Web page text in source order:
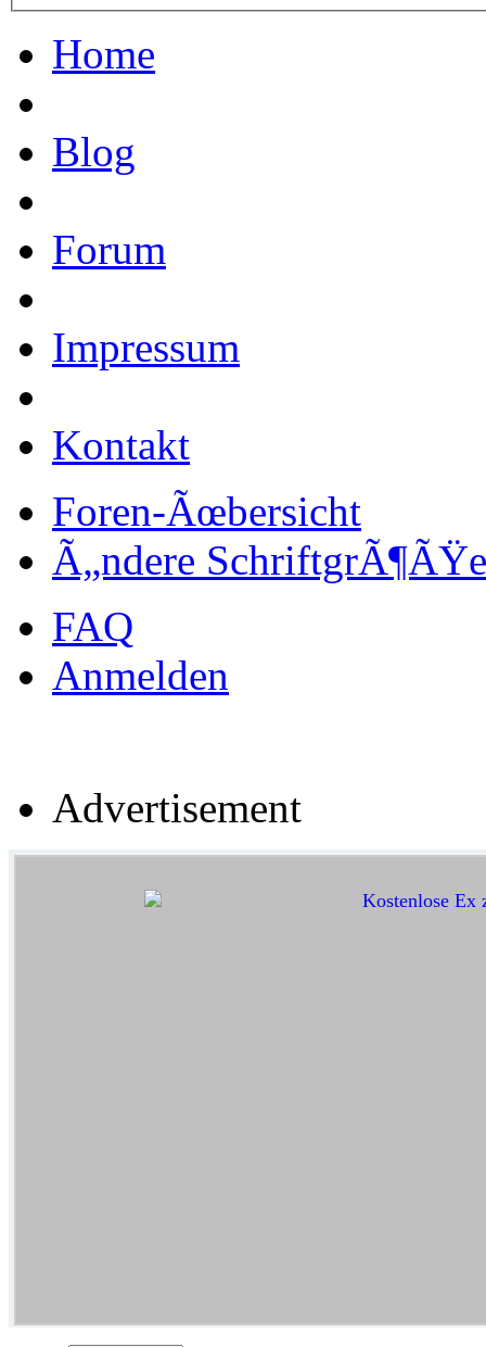
Home
Blog
Forum
Impressum
Kontakt
Foren-Ãœbersicht
Ã„ndere SchriftgrÃ¶ÃŸe
FAQ
Anmelden
Advertisement